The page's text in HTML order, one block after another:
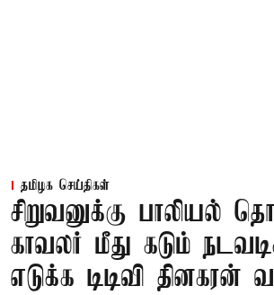
தமிழக செய்திகள்
சிறுவனுக்கு பாலியல்
காவலர் மீது கடும்
எடுக்க டிடிவி தினகரன்